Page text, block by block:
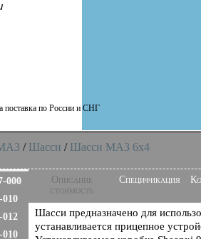
по России и СНГ
/ Шасси / Шасси МАЗ 6x4
000
Описание
стоимость
Спецификация
Шасси предназначено для
устанавливается прицепное